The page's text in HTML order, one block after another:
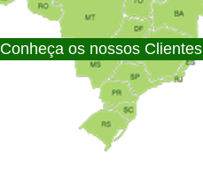
Conheça os nossos Clientes